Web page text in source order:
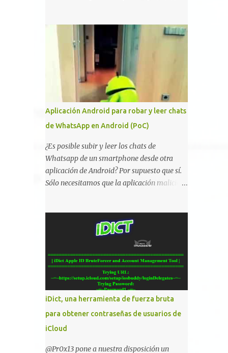
recibe ofertas para prestar el servicio y la
garantía de los promotores del sitio de que
el demandado cumple con ...
nuestras hojas de cálculo favoritas. Cifrar
con contraseña Algo muy común es proteger
el acceso total al fichero con una contraseña:
Aplicación Android para robar y leer chats
de WhatsApp en Android (PoC)
¿Es posible subir y leer los chats de
Whatsapp de un smartphone desde otra
aplicación de Android? Por supuesto que sí.
Sólo necesitamos que la aplicación maliciosa
(android.permission.READ_EXTERNAL_STO
RAGE). Hace unos meses se publicó en
algunos foros una guía paso a paso para
montar nuestro propio Whatsapp Stealer y
ahora Bas Bosschert ha publicado una PoC
con unas pocas modificaciones. Para
empezar con la prueba de concepto ( y ojo
que digo PoC que nos conocemos ;) )
tenemos que publicar en nuestro webserver
un php para subir las bases de datos de
iDict, una herramienta de fuerza bruta
para obtener contraseñas de usuarios de
iCloud
@Pr0x13 pone a nuestra disposición un